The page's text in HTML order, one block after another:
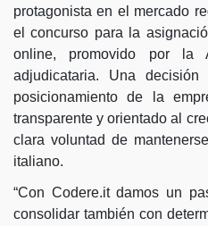
protagonista en el mercado
el concurso para la
online, promovido por
adjudicataria. Una
posicionamiento de la
transparente y orientado al
clara voluntad de
italiano.
“Con Codere.it damos un
consolidar también con